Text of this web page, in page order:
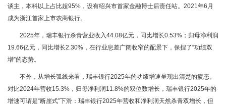
谈主，本科以上占比超95%，设有绍兴市首家金融博士后责任站。2021年6月
成为浙江首家上市农商银行。
2025年，瑞丰银行杀青营业收入44.08亿元，同比增长0.53%；归母净利润
19.66亿元，同比增长2.30%，在行业息差广阔收窄的配景下，保捏了“功绩双
增”的态势。
不外，从增长弧线来看，瑞丰银行2025年的功绩增速呈现出清楚的疲态。
对比2024年营收15.3%，归母净利润11.8%的双位数增长，瑞丰银行2025年的
增速可谓是“断崖式”下滑：瑞丰银行2025年营收和净利润天然杀青双增长，但